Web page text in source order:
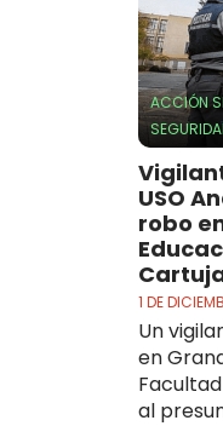
ACCIÓN
USO
robo
1 DE
Un
en
al